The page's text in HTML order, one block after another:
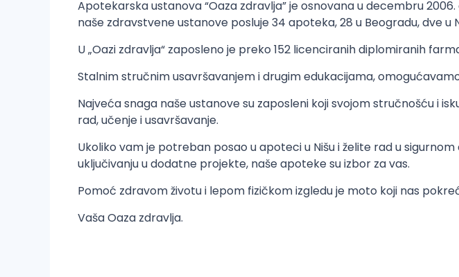
Apotekarska ustanova “Oaza zdravlja” je osnovana u decembru
naše zdravstvene ustanove posluje 34 apoteka, 28 u Beogradu, dve u
U „Oazi zdravlja“ zaposleno je preko 152 licenciranih diplomiranih
Stalnim stručnim usavršavanjem i drugim edukacijama,
Najveća snaga naše ustanove su zaposleni koji svojom stručnošću i
rad, učenje i usavršavanje.
Ukoliko vam je potreban posao u apoteci u Nišu i želite rad u
uključivanju u dodatne projekte, naše apoteke su izbor za vas.
Pomoć zdravom životu i lepom fizičkom izgledu je moto koji nas
Vaša Oaza zdravlja.